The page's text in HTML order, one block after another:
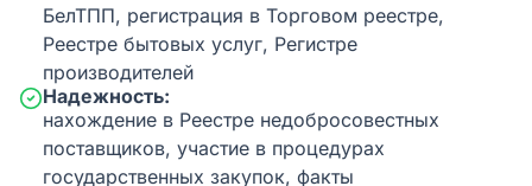
БелТПП, регистрация в Торговом реестре,
Реестре бытовых услуг, Регистре
производителей
Надежность:
нахождение в Реестре недобросовестных
поставщиков, участие в процедурах
государственных закупок, факты